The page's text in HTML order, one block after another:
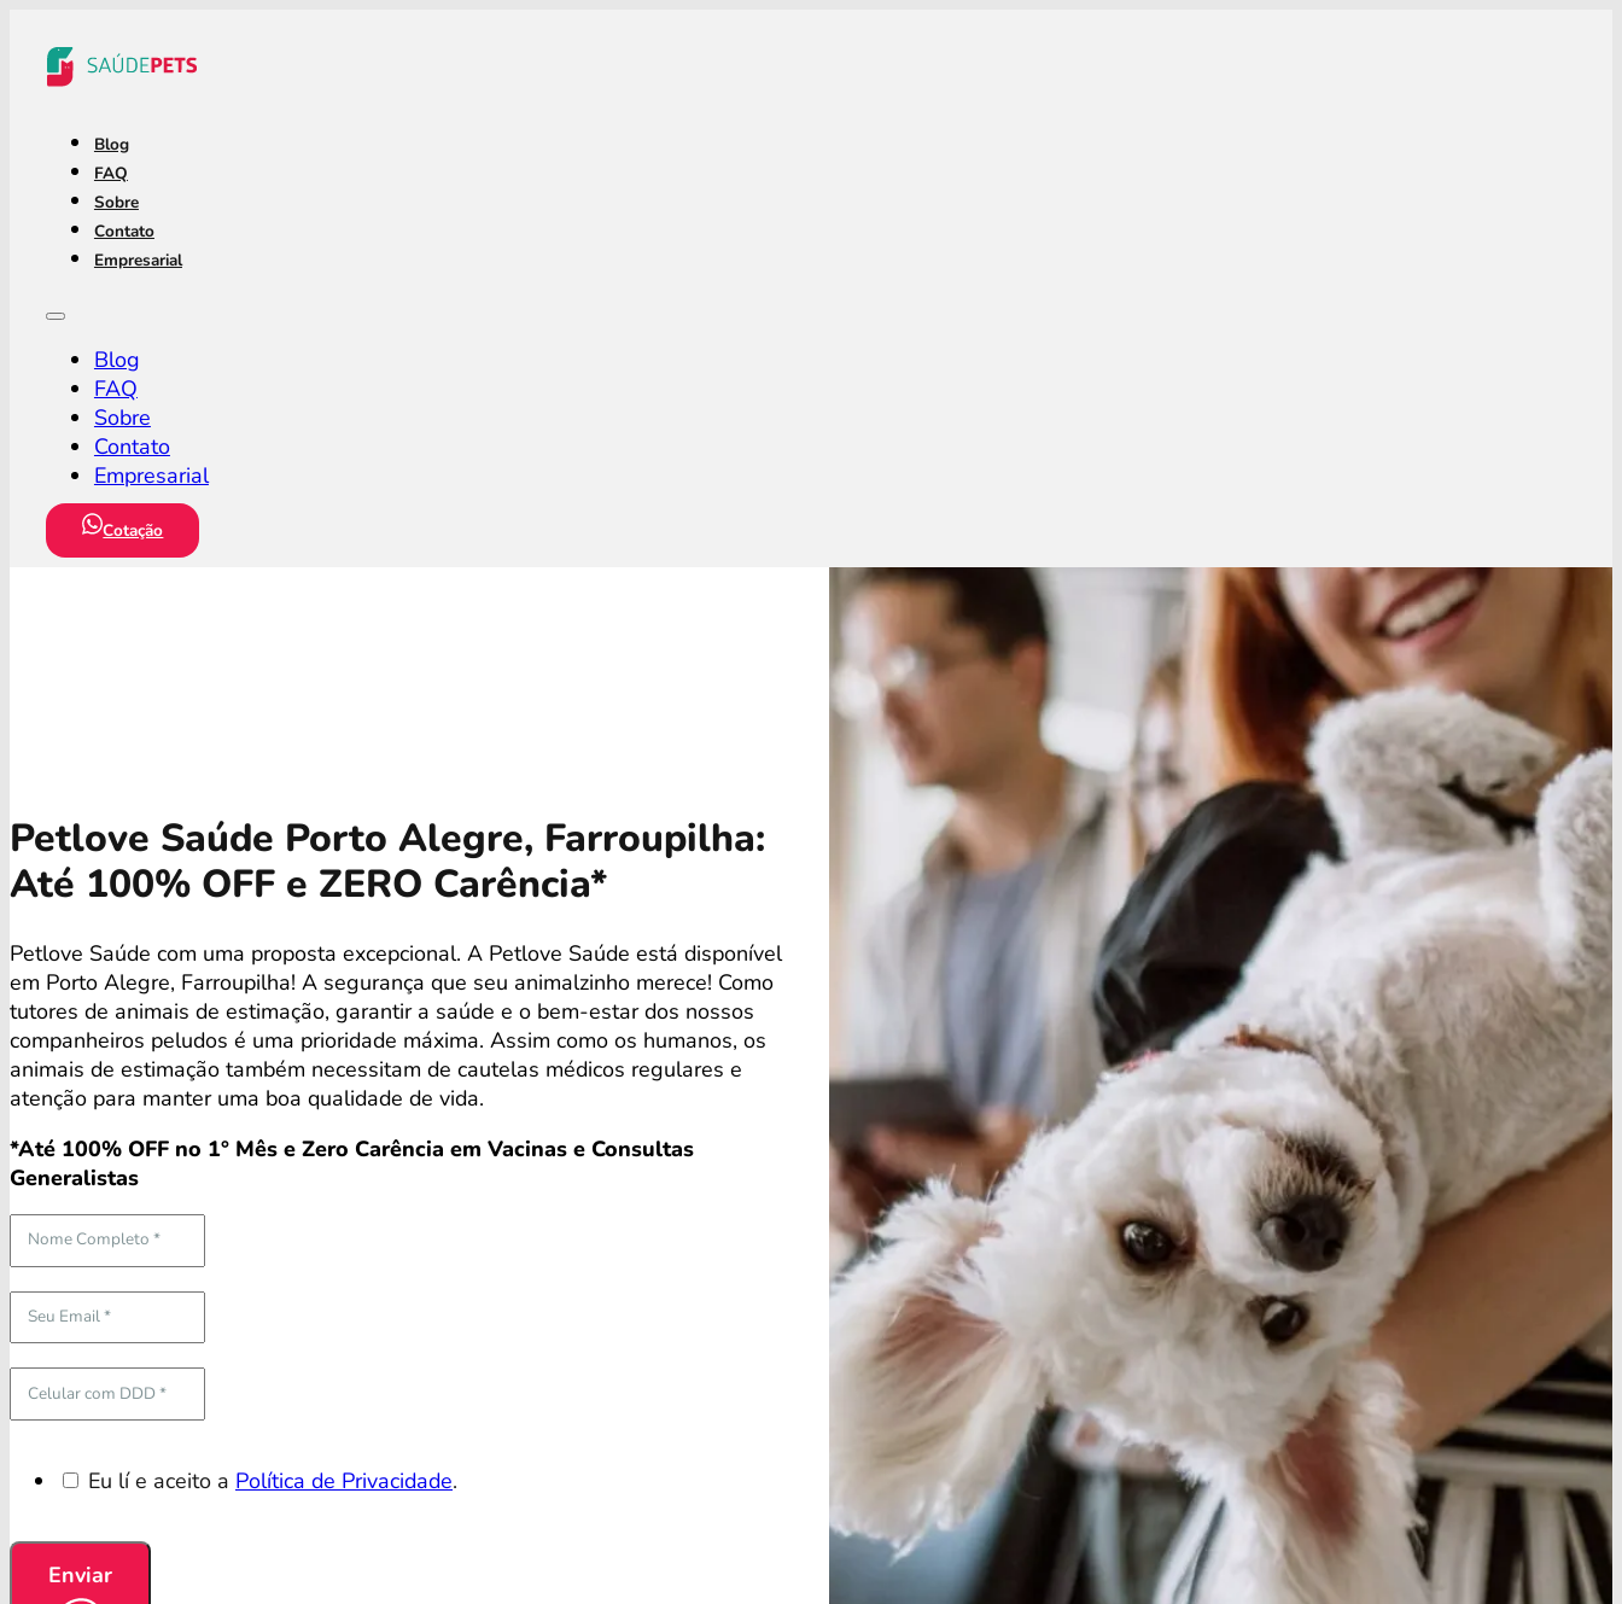
Blog
FAQ
Sobre
Contato
Empresarial
Blog
FAQ
Sobre
Contato
Empresarial
Cotação
Petlove Saúde Porto Alegre, Farroupilha:
Até 100% OFF e ZERO Carência*
Petlove Saúde com uma proposta excepcional. A Petlove Saúde está disponível
em Porto Alegre, Farroupilha! A segurança que seu animalzinho merece! Como
tutores de animais de estimação, garantir a saúde e o bem-estar dos nossos
companheiros peludos é uma prioridade máxima. Assim como os humanos, os
animais de estimação também necessitam de cautelas médicos regulares e
atenção para manter uma boa qualidade de vida.
*Até 100% OFF no 1° Mês e Zero Carência em Vacinas e Consultas
Generalistas
Eu lí e aceito a Política de Privacidade.
Enviar